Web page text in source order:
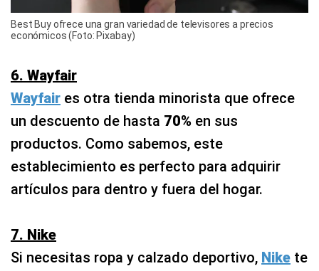
Best Buy ofrece una gran variedad de televisores a precios
económicos (Foto: Pixabay)
6. Wayfair
Wayfair es otra tienda minorista que ofrece
un descuento de hasta 70% en sus
productos. Como sabemos, este
establecimiento es perfecto para adquirir
artículos para dentro y fuera del hogar.
7. Nike
Si necesitas ropa y calzado deportivo, Nike te